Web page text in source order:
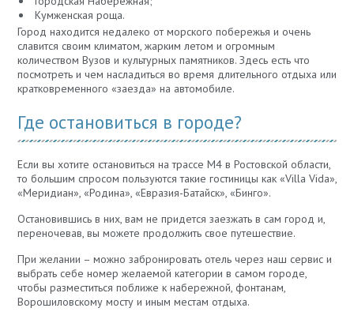
Кумженская роща.
Город находится недалеко от морского побережья и очень
славится своим климатом, жарким летом и огромным
количеством Вузов и культурных памятников. Здесь есть что
посмотреть и чем насладиться во время длительного отдыха или
кратковременного «заезда» на автомобиле.
Где остановиться в городе?
Если вы хотите остановиться на трассе М4 в Ростовской области,
то большим спросом пользуются такие гостиницы как «Villa Vida»,
«Меридиан», «Родина», «Евразия-Батайск», «Бинго».
Остановившись в них, вам не придется заезжать в сам город и,
переночевав, вы можете продолжить свое путешествие.
При желании – можно забронировать отель через наш сервис и
выбрать себе номер желаемой категории в самом городе,
чтобы разместиться поближе к набережной, фонтанам,
Ворошиловскому мосту и иным местам отдыха.